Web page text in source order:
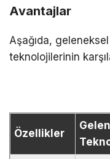
Avantajlar
Aşağıda,
teknolojilerinin
Özellikler